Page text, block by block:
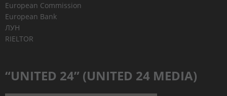
European Commission
European Bank
ЛУН
RIELTOR
“UNITED 24” (UNITED 24 MEDIA)